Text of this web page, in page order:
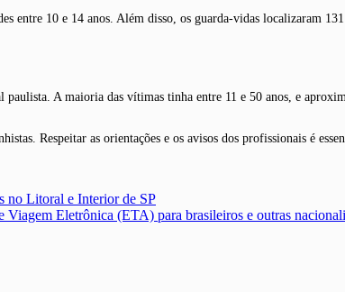
10 e 14 anos. Além disso, os guarda-vidas localizaram
A maioria das vítimas tinha entre 11 e 50 anos, e
Respeitar as orientações e os avisos dos profissionais é
no Litoral e Interior de SP
Eletrônica (ETA) para brasileiros e outras